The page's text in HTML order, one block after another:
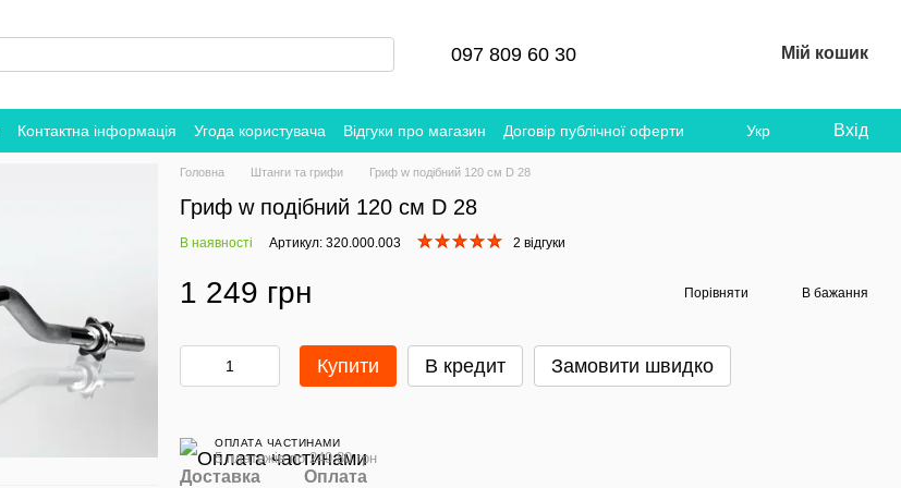
097 809 60 30 Мій кошик
Контактна інформація Угода користувача Відгуки про магазин Договір публічної оферти Укр Вхід
Головна Штанги та грифи Гриф w подібний 120 см D 28
Гриф w подібний 120 см D 28
В наявності Артикул: 320.000.003 2 відгуки
1 249 грн Порівняти В бажання
Купити В кредит Замовити швидко
ОПЛАТА ЧАСТИНАМИ
5 платежів по 249.80 грн
Доставка Оплата